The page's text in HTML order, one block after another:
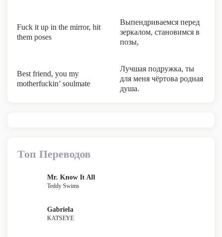
Fuck it up in the mirror, hit
them poses
Выпендриваемся перед
зеркалом, становимся в
позы,
Best friend, you my
motherfuckin’ soulmate
Лучшая подружка, ты
для меня чёртова родная
душа.
Топ Переводов
Mr. Know It All
Teddy Swims
Gabriela
KATSEYE